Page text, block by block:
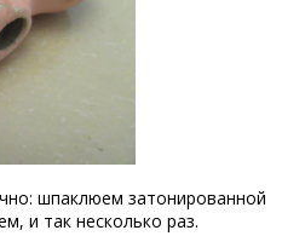
шпаклюем затонированной
и так несколько раз.